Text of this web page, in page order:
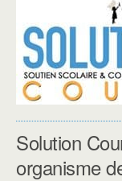
Solution
organisme